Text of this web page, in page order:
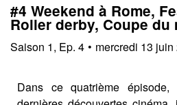
#4 Weekend à Rome,
Roller derby, Coupe du
Saison 1, Ep. 4 • mercredi 13 juin
Dans ce quatrième épisode,